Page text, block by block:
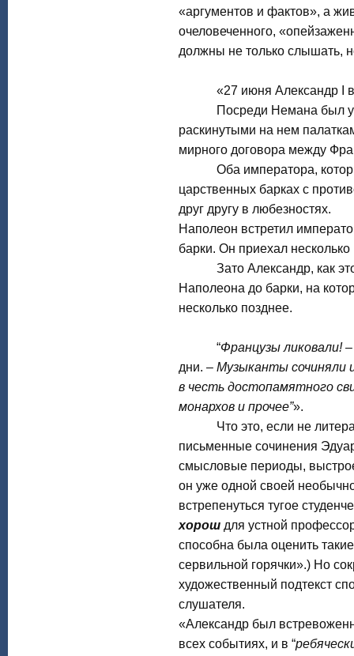
«аргументов и фактов», а
очеловеченного,
должны не только слышать,
«27 июня Александр I
Посреди Немана был
раскинутыми на нем
мирного договора между
Оба императора,
царственных барках с
друг другу в любезностях.
Наполеон встретил
барки. Он приехал несколько
Зато Александр, как
Наполеона до барки, на
несколько позднее.
“Французы ликовали!–
дни. – Музыканты сочиняли
в честь достопамятного
монархов и прочее”».
Что это, если не
письменные сочинения
смысловые периоды,
он уже одной своей
встрепенуться тугое
хорошдля устной
способна была оценить
сервильной горячки».) Но
художественный подтекст
слушателя.
«Александр был
всех событиях, и в “